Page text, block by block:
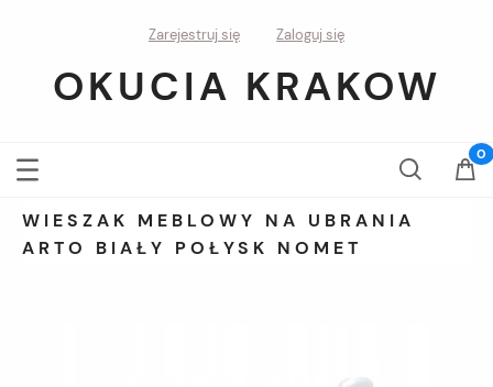
Zarejestruj się Zaloguj się
OKUCIA KRAKOW
WIESZAK MEBLOWY NA UBRANIA
ARTO BIAŁY POŁYSK NOMET